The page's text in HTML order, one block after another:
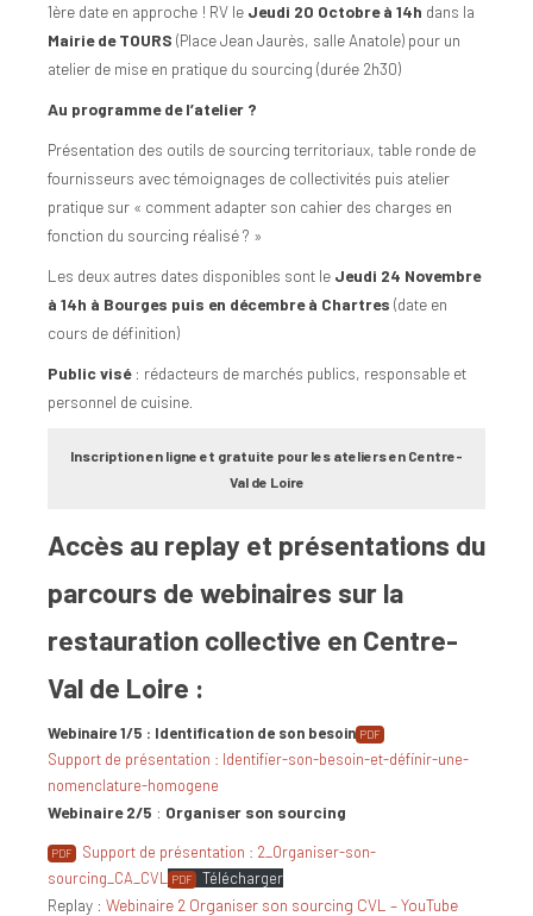
1ère date en approche ! RV le Jeudi 20 Octobre à 14h dans la
Mairie de TOURS (Place Jean Jaurès, salle Anatole) pour un
atelier de mise en pratique du sourcing (durée 2h30)
Au programme de l’atelier ?
Présentation des outils de sourcing territoriaux, table ronde de
fournisseurs avec témoignages de collectivités puis atelier
pratique sur « comment adapter son cahier des charges en
fonction du sourcing réalisé ? »
Les deux autres dates disponibles sont le Jeudi 24 Novembre
à 14h à Bourges puis en décembre à Chartres (date en
cours de définition)
Public visé: rédacteurs de marchés publics, responsable et
personnel de cuisine.
Inscription en ligne et gratuite pour les ateliers en Centre-
Val de Loire
Accès au replay et présentations du
parcours de webinaires sur la
restauration collective en Centre-
Val de Loire :
Webinaire 1/5 : Identification de son besoin
Support de présentation : Identifier-son-besoin-et-définir-une-
nomenclature-homogene
Webinaire 2/5 : Organiser son sourcing
Support de présentation : 2_Organiser-son-
sourcing_CA_CVL
Télécharger
Replay : Webinaire 2 Organiser son sourcing CVL – YouTube